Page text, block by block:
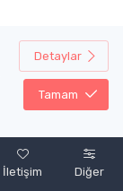
İletişim Diğer
Detaylar
Tamam